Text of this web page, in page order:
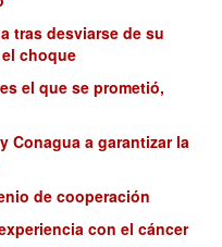
tras desviarse de su
choque
el que se prometió,
Conagua a garantizar la
de cooperación
con el cáncer